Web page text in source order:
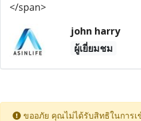
</span>
john harry
ผู้เยี่ยมชม
ขออภัย คุณไม่ได้รับสิทธิในการ